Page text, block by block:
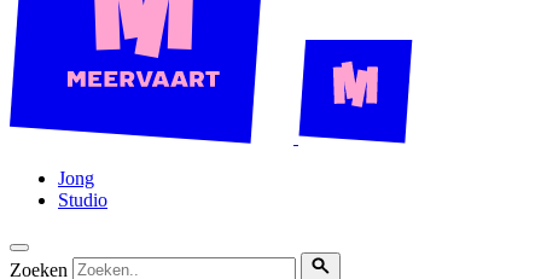
Jong
Studio
Zoeken